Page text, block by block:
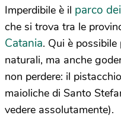
Imperdibile è il parco
che si trova tra le
Catania. Qui è
naturali, ma anche
non perdere: il
maioliche di Santo
vedere assolutamente).